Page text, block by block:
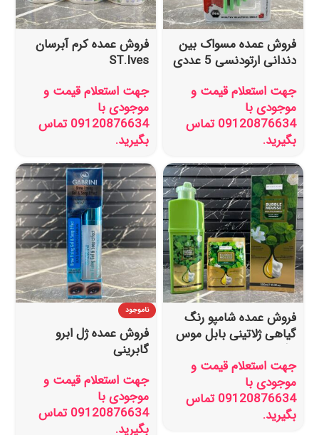
فروش عمده مسواک بین
دندانی ارتودنسی 5 عددی
جهت استعلام قیمت و
موجودی با
09120876634 تماس
بگیرید.
فروش عمده کرم آبرسان
ST.Ives
جهت استعلام قیمت و
موجودی با
09120876634 تماس
بگیرید.
فروش عمده شامپو رنگ
گیاهی ژلاتینی بابل موس
دار
جهت استعلام قیمت و
موجودی با
09120876634 تماس
بگیرید.
ناموجود
فروش عمده ژل ابرو
گابرینی
جهت استعلام قیمت و
موجودی با
09120876634 تماس
بگیرید.